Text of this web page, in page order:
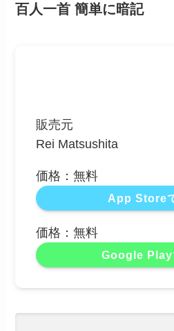
百人一首 簡単に暗記
販売元
Rei Matsushita
価格：無料
App Store
価格：無料
Google Play